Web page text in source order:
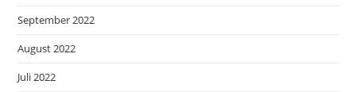
September 2022
August 2022
Juli 2022